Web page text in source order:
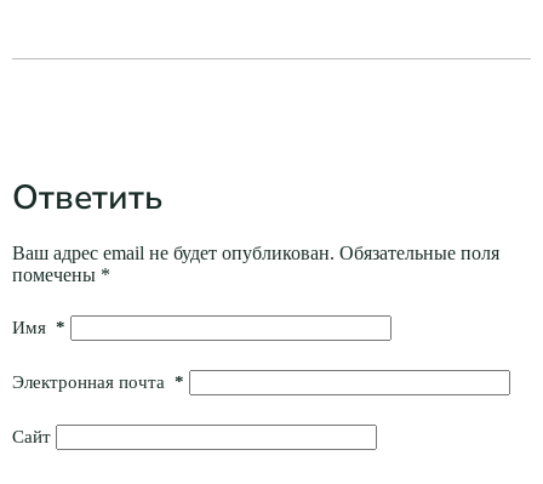
Ответить
Ваш адрес email не будет опубликован. Обязательные поля
помечены *
Имя *
Электронная почта *
Сайт